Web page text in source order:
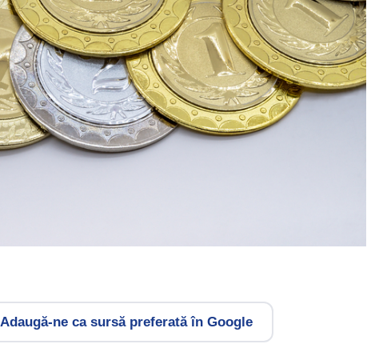
Adaugă-ne ca sursă preferată în Google